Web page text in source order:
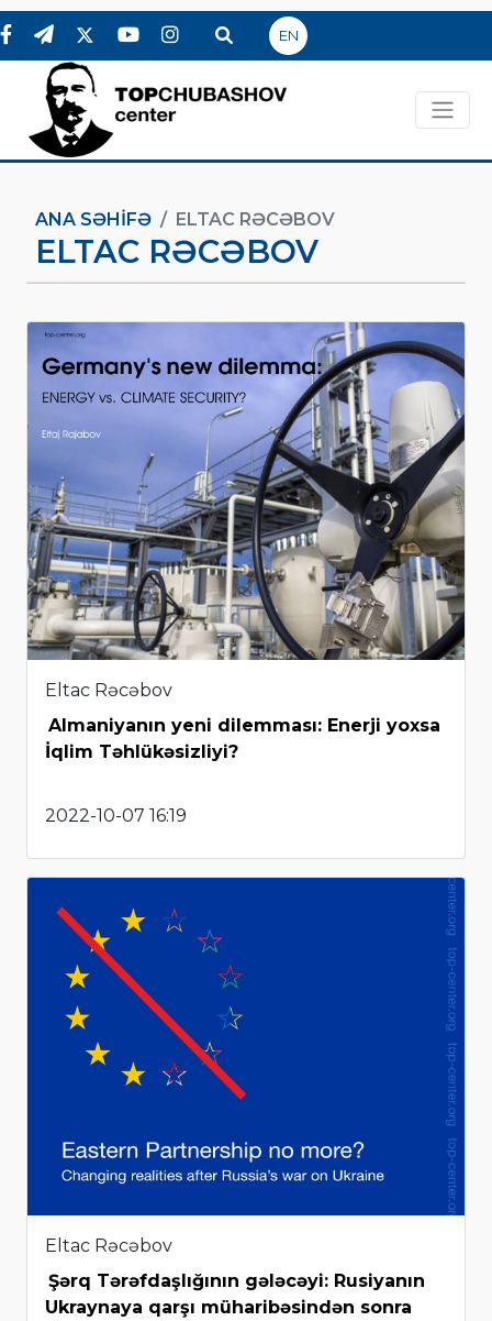
EN
ANA SƏHIFƏ ELTAC RƏCƏBOV
ELTAC RƏCƏBOV
Eltac Rəcəbov
Almaniyanın yeni dilemması: Enerji yoxsa
İqlim Təhlükəsizliyi?
2022-10-07 16:19
Eltac Rəcəbov
Şərq Tərəfdaşlığının gələcəyi: Rusiyanın
Ukraynaya qarşı müharibəsindən sonra